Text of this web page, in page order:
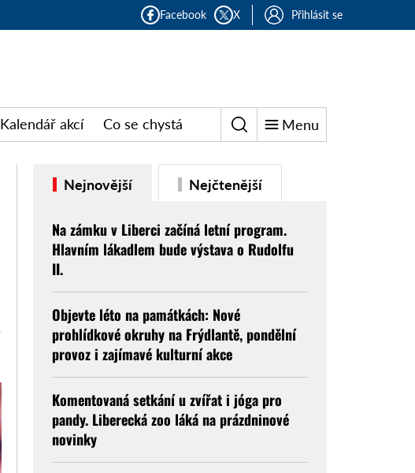
Facebook X Přihlásit se
Kalendář akcí Co se chystá Menu
Nejnovější Nejčtenější
Na zámku v Liberci začíná letní program.
Hlavním lákadlem bude výstava o Rudolfu
II.
Objevte léto na památkách: Nové
prohlídkové okruhy na Frýdlantě, pondělní
provoz i zajímavé kulturní akce
Komentovaná setkání u zvířat i jóga pro
pandy. Liberecká zoo láká na prázdninové
novinky